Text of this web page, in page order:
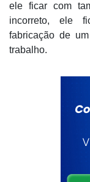
ele ficar com
incorreto, ele
fabricação de
trabalho.